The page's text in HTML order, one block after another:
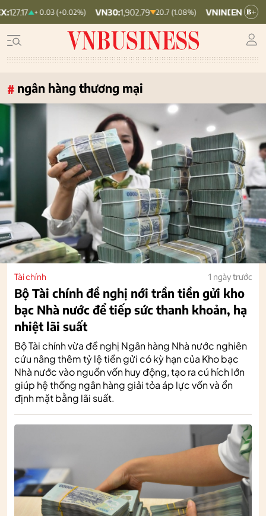
VN30:1,902.79 20.7 (1.08%) VNINDEX:1,764.78 19.87 (1.11%)
# ngân hàng thương mại
Tài chính 1 ngày trước
Bộ Tài chính đề nghị nới trần tiền gửi kho
bạc Nhà nước để tiếp sức thanh khoản, hạ
nhiệt lãi suất
Bộ Tài chính vừa đề nghị Ngân hàng Nhà nước nghiên
cứu nâng thêm tỷ lệ tiền gửi có kỳ hạn của Kho bạc
Nhà nước vào nguồn vốn huy động, tạo ra cú hích lớn
giúp hệ thống ngân hàng giải tỏa áp lực vốn và ổn
định mặt bằng lãi suất.